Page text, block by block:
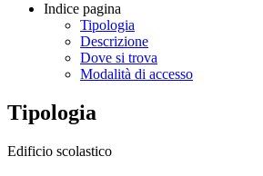
Indice pagina
Tipologia
Descrizione
Dove si trova
Modalità di accesso
Tipologia
Edificio scolastico